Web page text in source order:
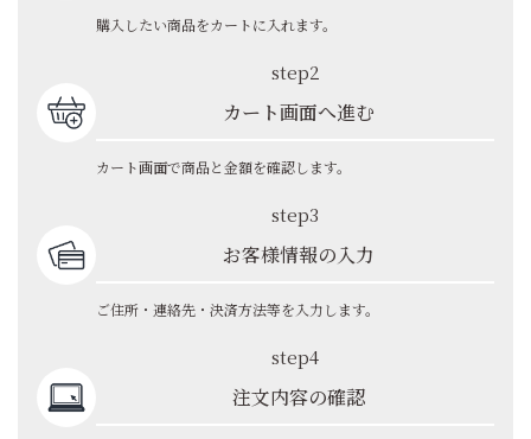
購入したい商品をカートに入れます。
step2
カート画面へ進む
カート画面で商品と金額を確認します。
step3
お客様情報の入力
ご住所・連絡先・決済方法等を入力します。
step4
注文内容の確認